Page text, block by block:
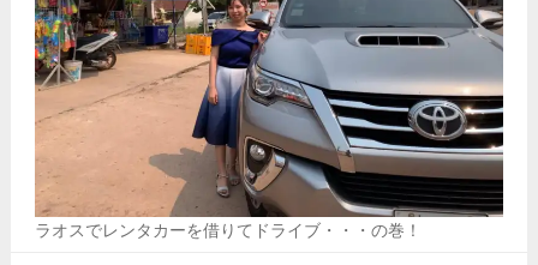
ラオスでレンタカーを借りてドライブ・・・の巻！